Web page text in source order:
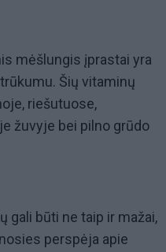
mėšlungis įprastai yra
Šių vitaminų
riešutuose,
žuvyje bei pilno grūdo
gali būti ne taip ir mažai,
perspėja apie